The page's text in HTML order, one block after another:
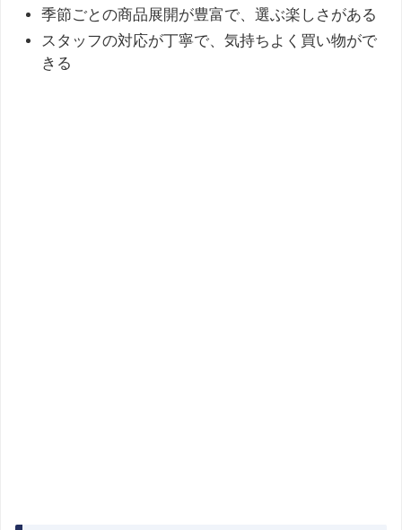
季節ごとの商品展開が豊富で、選ぶ楽しさがある
スタッフの対応が丁寧で、気持ちよく買い物がで
きる